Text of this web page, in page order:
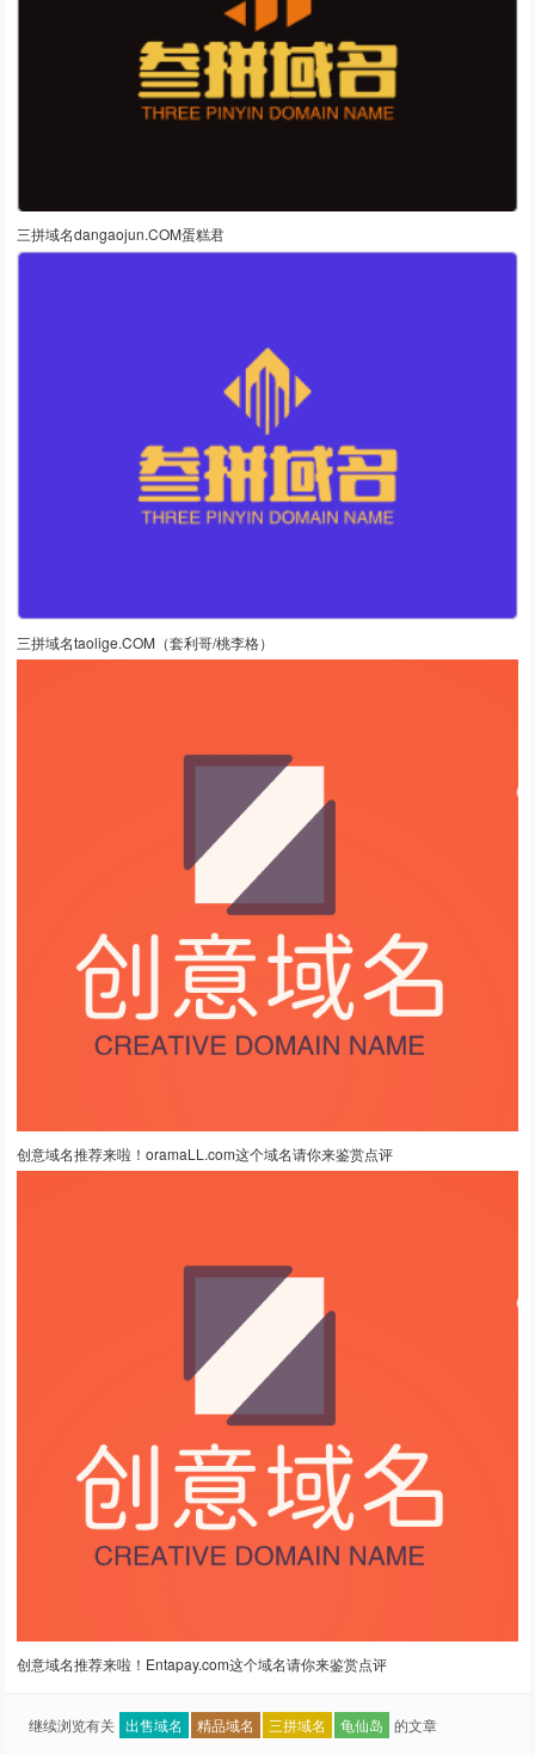
三拼域名dangaojun.COM蛋糕君
三拼域名taolige.COM（套利哥/桃李格）
创意域名推荐来啦！oramaLL.com这个域名请你来鉴赏点评
创意域名推荐来啦！Entapay.com这个域名请你来鉴赏点评
继续浏览有关 出售域名 精品域名 三拼域名 龟仙岛 的文章